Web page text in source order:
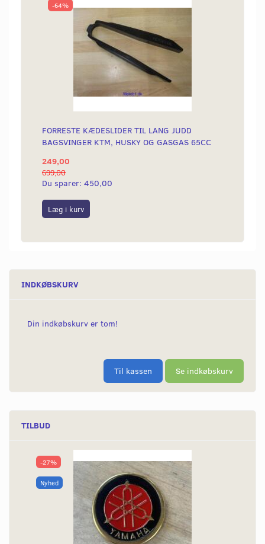
-64%
FORRESTE KÆDESLIDER TIL LANG JUDD
BAGSVINGER KTM, HUSKY OG GASGAS 65CC
249,00
699,00
Du sparer: 450,00
Læg i kurv
INDKØBSKURV
Din indkøbskurv er tom!
Til kassen Se indkøbskurv
TILBUD
-27%
Nyhed